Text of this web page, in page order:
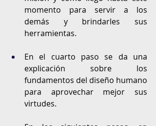
momento para servir a los
demás y brindarles sus
herramientas.
En el cuarto paso se da una
explicación sobre los
fundamentos del diseño humano
para aprovechar mejor sus
virtudes.